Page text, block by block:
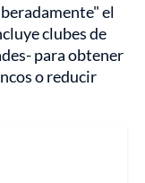
el
clubes de
para obtener
o reducir